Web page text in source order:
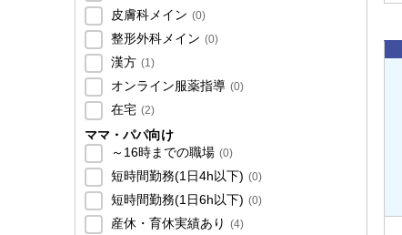
皮膚科メイン (0)
整形外科メイン (0)
漢方 (1)
オンライン服薬指導 (0)
在宅 (2)
ママ・パパ向け
～16時までの職場 (0)
短時間勤務(1日4h以下) (0)
短時間勤務(1日6h以下) (0)
産休・育休実績あり (4)